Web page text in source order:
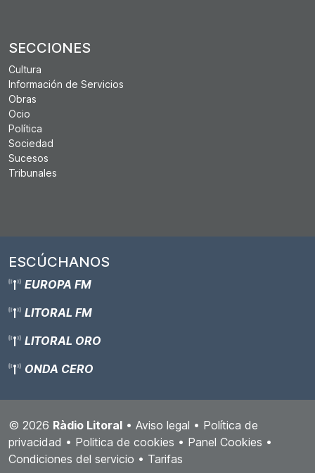
SECCIONES
Cultura
Información de Servicios
Obras
Ocio
Política
Sociedad
Sucesos
Tribunales
ESCÚCHANOS
EUROPA FM
LITORAL FM
LITORAL ORO
ONDA CERO
© 2026 Ràdio Litoral • Aviso legal • Política de
privacidad • Politica de cookies • Panel Cookies •
Condiciones del servicio • Tarifas